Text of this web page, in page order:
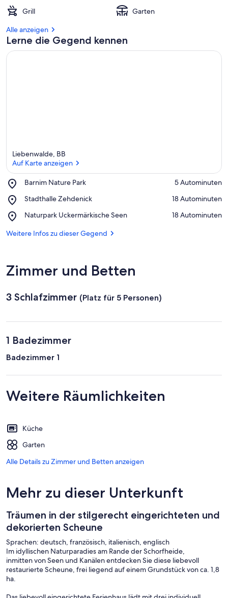
Grill
Garten
Alle anzeigen
Lerne die Gegend kennen
Liebenwalde, BB
Auf Karte anzeigen
Barnim Nature Park
Place,
Nature
‪5 Autominuten‬
Stadthalle Zehdenick
Place,
Zehdenick
‪18 Autominuten‬
Naturpark Uckermärkische Seen
Place,
Uckermärkische
‪18 Autominuten‬
Weitere Infos zu dieser Gegend
Zimmer und Betten
3 Schlafzimmer (Platz für 5 Personen)
1 Badezimmer
Badezimmer 1
Weitere Räumlichkeiten
Küche
Garten
Alle Details zu Zimmer und Betten anzeigen
Mehr zu dieser Unterkunft
Träumen in der stilgerecht eingerichteten und
dekorierten Scheune
Sprachen: deutsch, französisch, italienisch, englisch
Im idyllischen Naturparadies am Rande der Schorfheide,
inmitten von Seen und Kanälen entdecken Sie diese liebevoll
restaurierte Scheune, frei liegend auf einem Grundstück von ca. 1,8
ha.